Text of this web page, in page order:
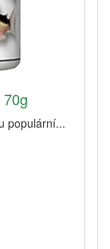
populární...